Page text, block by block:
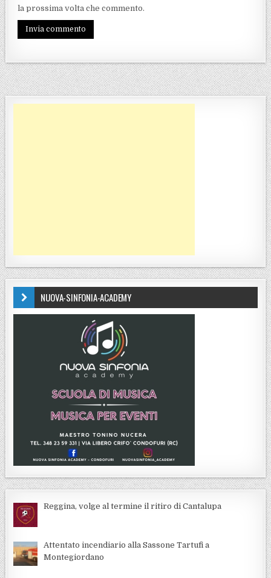
la prossima volta che commento.
NUOVA-SINFONIA-ACADEMY
Reggina, volge al termine il ritiro di Cantalupa
Attentato incendiario alla Sassone Tartufi a
Montegiordano